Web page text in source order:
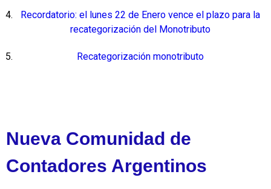
Recordatorio: el lunes 22 de Enero vence el plazo para la
recategorización del Monotributo
Recategorización monotributo
Nueva Comunidad de
Contadores Argentinos